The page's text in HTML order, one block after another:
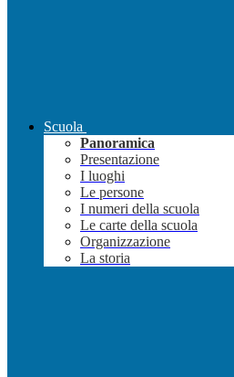
Scuola
Panoramica
Presentazione
I luoghi
Le persone
I numeri della scuola
Le carte della scuola
Organizzazione
La storia